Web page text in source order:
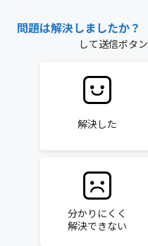
問題は解決しましたか？
して送信ボタ
解決した
分かりにくく
解決できない